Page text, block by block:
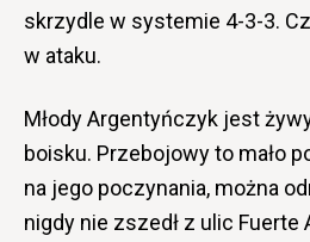
skrzydle w systemie 4-3-3.
w ataku.
Młody Argentyńczyk jest
boisku. Przebojowy to mało
na jego poczynania, można
nigdy nie zszedł z ulic Fuerte